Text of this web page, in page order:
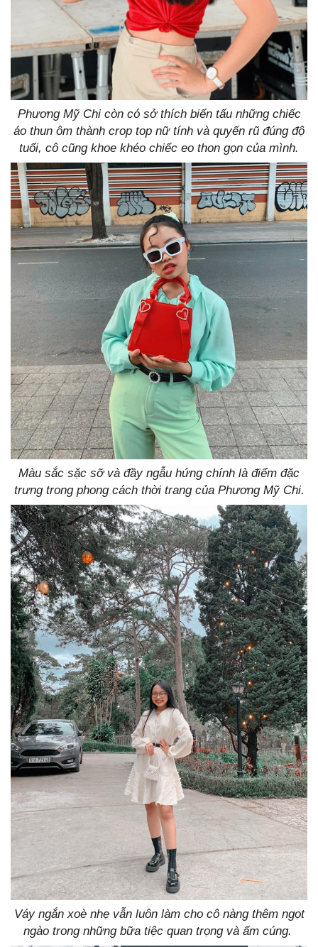
Phương Mỹ Chi còn có sở thích biến tấu những chiếc
áo thun ôm thành crop top nữ tính và quyến rũ đúng độ
tuổi, cô cũng khoe khéo chiếc eo thon gọn của mình.
Màu sắc sặc sỡ và đầy ngẫu hứng chính là điểm đặc
trưng trong phong cách thời trang của Phương Mỹ Chi.
Váy ngắn xoè nhẹ vẫn luôn làm cho cô nàng thêm ngọt
ngào trong những bữa tiệc quan trọng và ấm cúng.